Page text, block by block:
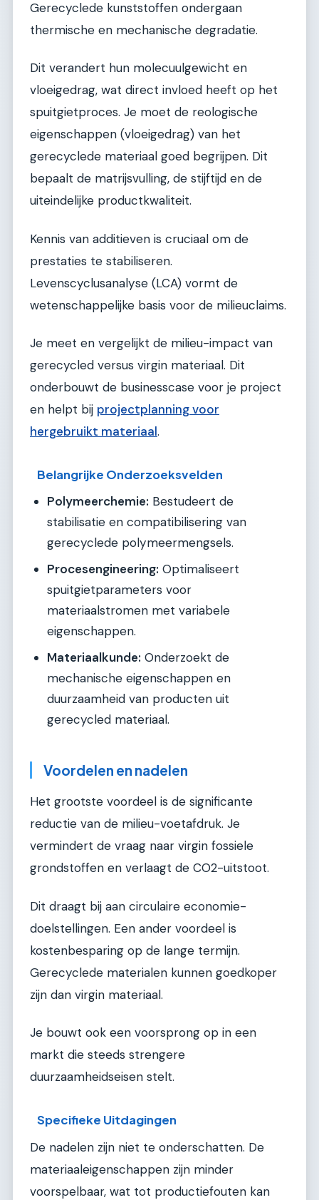
Gerecyclede kunststoffen ondergaan
thermische en mechanische degradatie.
Dit verandert hun molecuulgewicht en
vloeigedrag, wat direct invloed heeft op het
spuitgietproces. Je moet de reologische
eigenschappen (vloeigedrag) van het
gerecyclede materiaal goed begrijpen. Dit
bepaalt de matrijsvulling, de stijftijd en de
uiteindelijke productkwaliteit.
Kennis van additieven is cruciaal om de
prestaties te stabiliseren.
Levenscyclusanalyse (LCA) vormt de
wetenschappelijke basis voor de milieuclaims.
Je meet en vergelijkt de milieu-impact van
gerecycled versus virgin materiaal. Dit
onderbouwt de businesscase voor je project
en helpt bij projectplanning voor
hergebruikt materiaal.
Belangrijke Onderzoeksvelden
Polymeerchemie: Bestudeert de
stabilisatie en compatibilisering van
gerecyclede polymeermengsels.
Procesengineering: Optimaliseert
spuitgietparameters voor
materiaalstromen met variabele
eigenschappen.
Materiaalkunde: Onderzoekt de
mechanische eigenschappen en
duurzaamheid van producten uit
gerecycled materiaal.
Voordelen en nadelen
Het grootste voordeel is de significante
reductie van de milieu-voetafdruk. Je
vermindert de vraag naar virgin fossiele
grondstoffen en verlaagt de CO2-uitstoot.
Dit draagt bij aan circulaire economie-
doelstellingen. Een ander voordeel is
kostenbesparing op de lange termijn.
Gerecyclede materialen kunnen goedkoper
zijn dan virgin materiaal.
Je bouwt ook een voorsprong op in een
markt die steeds strengere
duurzaamheidseisen stelt.
Specifieke Uitdagingen
De nadelen zijn niet te onderschatten. De
materiaaleigenschappen zijn minder
voorspelbaar, wat tot productiefouten kan